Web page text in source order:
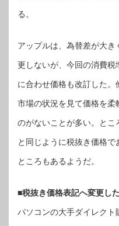
る。
アップルは、為替差が大
更しないが、今回の消費税
に合わせ価格も改訂した。
市場の状況を見て価格を柔
のがないことが多い。と
と同じように税抜き価格
ところもあるようだ。
■税抜き価格表記へ変更し
パソコンの大手ダイレクト